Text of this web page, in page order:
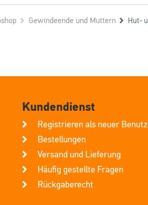
Gewindeende und Muttern Hut-
Kundendienst
Registrieren als neuer
Bestellungen
Versand und Lieferung
Häufig gestellte Fragen
Rückgaberecht